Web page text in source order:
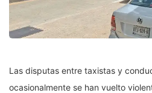
Las disputas entre taxistas y
ocasionalmente se han vuelto